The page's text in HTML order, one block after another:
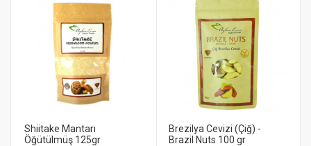
Shiitake Mantarı
Öğütülmüş 125gr
Brezilya Cevizi (Çiğ) -
Brazil Nuts 100 gr